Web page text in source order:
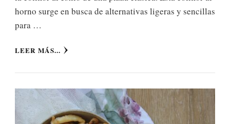
horno surge en busca de alternativas ligeras y sencillas
para …
LEER MÁS...